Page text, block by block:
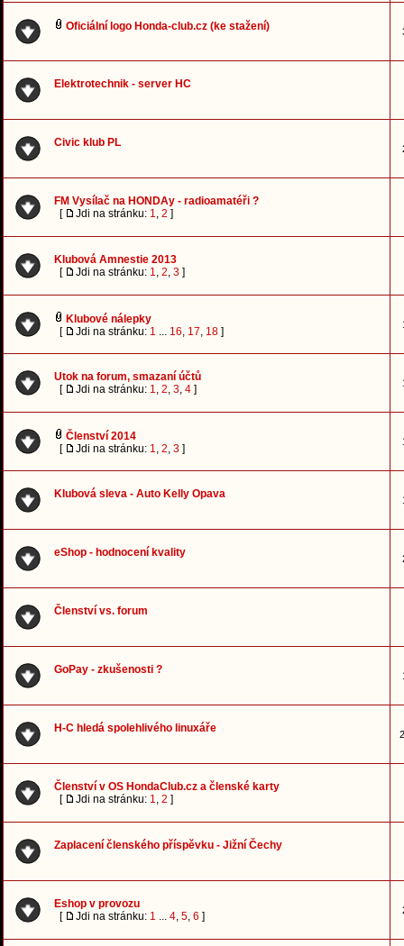
Oficiální logo Honda-club.cz (ke stažení)
Elektrotechnik - server HC
Civic klub PL
FM Vysílač na HONDAy - radioamatéři ?
[
Jdi na stránku: 1, 2 ]
Klubová Amnestie 2013
[
Jdi na stránku: 1, 2, 3 ]
Klubové nálepky
[
Jdi na stránku: 1 ... 16, 17, 18 ]
Utok na forum, smazaní účtů
[
Jdi na stránku: 1, 2, 3, 4 ]
Členství 2014
[
Jdi na stránku: 1, 2, 3 ]
Klubová sleva - Auto Kelly Opava
eShop - hodnocení kvality
Členství vs. forum
GoPay - zkušenosti ?
H-C hledá spolehlivého linuxáře
Členství v OS HondaClub.cz a členské karty
[
Jdi na stránku: 1, 2 ]
Zaplacení členského příspěvku - Jižní Čechy
Eshop v provozu
[
Jdi na stránku: 1 ... 4, 5, 6 ]